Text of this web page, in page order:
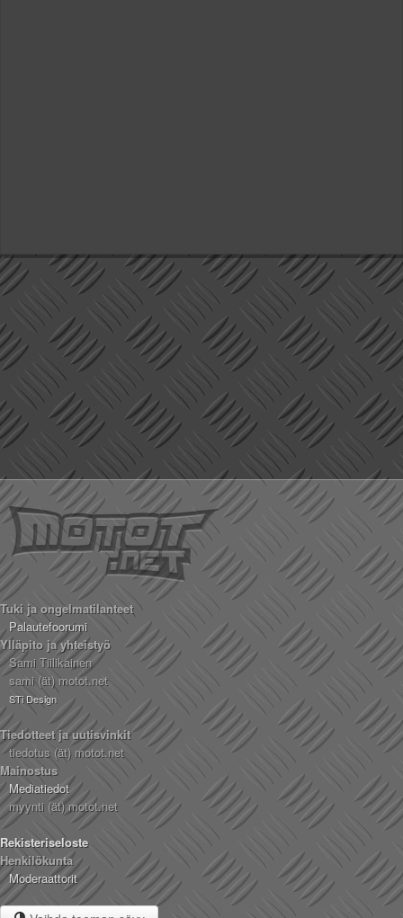
Tuki ja ongelmatilanteet
Palautefoorumi
Ylläpito ja yhteistyö
Sami Tiilikainen
sami (ät) motot.net
STi Design
Tiedotteet ja uutisvinkit
tiedotus (ät) motot.net
Mainostus
Mediatiedot
myynti (ät) motot.net
Rekisteriseloste
Henkilökunta
Moderaattorit